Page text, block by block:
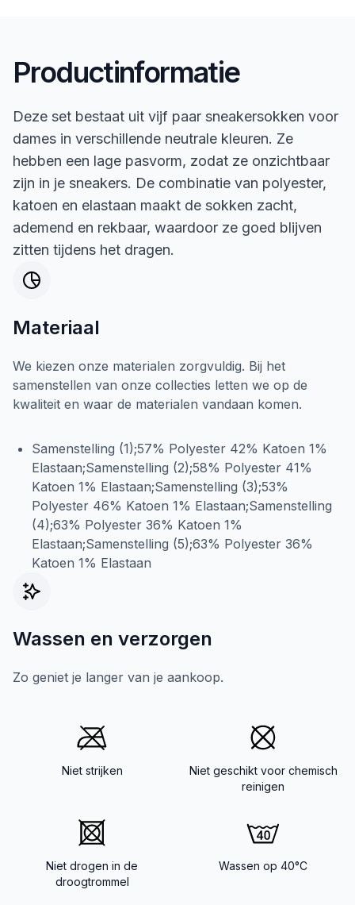
Productinformatie
Deze set bestaat uit vijf paar sneakersokken voor
dames in verschillende neutrale kleuren. Ze
hebben een lage pasvorm, zodat ze onzichtbaar
zijn in je sneakers. De combinatie van polyester,
katoen en elastaan maakt de sokken zacht,
ademend en rekbaar, waardoor ze goed blijven
zitten tijdens het dragen.
Materiaal
We kiezen onze materialen zorgvuldig. Bij het
samenstellen van onze collecties letten we op de
kwaliteit en waar de materialen vandaan komen.
Samenstelling (1);57% Polyester 42% Katoen 1%
Elastaan;Samenstelling (2);58% Polyester 41%
Katoen 1% Elastaan;Samenstelling (3);53%
Polyester 46% Katoen 1% Elastaan;Samenstelling
(4);63% Polyester 36% Katoen 1%
Elastaan;Samenstelling (5);63% Polyester 36%
Katoen 1% Elastaan
Wassen en verzorgen
Zo geniet je langer van je aankoop.
Niet strijken
Niet geschikt voor chemisch
reinigen
Niet drogen in de
droogtrommel
Wassen op 40°C